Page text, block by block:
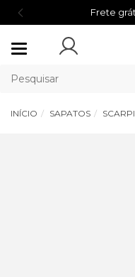
Frete grátis para
Mudar
INÍCIO SAPATOS